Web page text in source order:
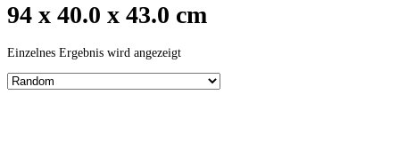
94 x 40.0 x 43.0 cm
Einzelnes Ergebnis wird angezeigt